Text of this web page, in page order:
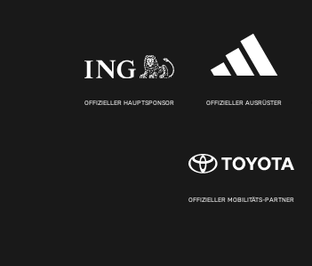
OFFIZIELLER HAUPTSPONSOR OFFIZIELLER AUSRÜSTER
OFFIZIELLER MOBILITÄTS-PARTNER